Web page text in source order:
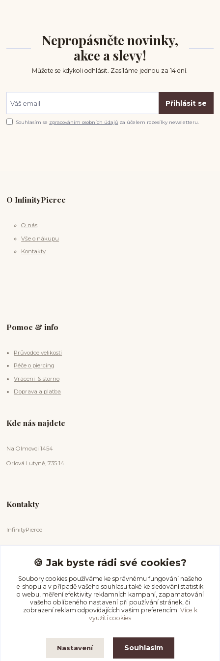
Nepropásněte novinky,
akce a slevy!
Můžete se kdykoli odhlásit. Zasíláme jednou za 14 dní.
Přihlásit se
Souhlasím se zpracováním osobních údajů za účelem rozesílky newsletteru.
O InfinityPierce
O nás
Vše o nákupu
Kontakty
Pomoc & info
Průvodce velikostí
Péče o piercing
Vrácení & storno
Doprava a platba
Kde nás najdete
Na Olmovci 1454
Orlová Lutyně, 735 14
Kontakty
InfinityPierce
+420 731 681 038
(Po-Ne, 9-18 hod.)
info@infinitypierce.cz
🍪 Jak byste rádi své cookies?
Soubory cookies používáme ke správnému fungování našeho
e-shopu a v případě vašeho souhlasu také ke sledování statistik
o webu, měření efektivity reklamních kampaní, zapamatování
vašeho oblíbeného nastavení při používání stránek, či
zobrazení reklam odpovídajících vašim preferencím. Více k
využití cookies
Nastavení Souhlasím